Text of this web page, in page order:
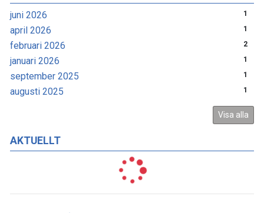
juni 2026 1
april 2026 1
februari 2026 2
januari 2026 1
september 2025 1
augusti 2025 1
Visa alla
AKTUELLT